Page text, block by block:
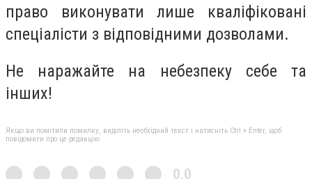
право виконувати лише кваліфіковані
спеціалісти з відповідними дозволами.
Не наражайте на небезпеку себе та
інших!
Якщо ви помітили помилку, виділіть необхідний текст і натисніть Ctrl + Enter, щоб
повідомити про це редакцію
0,0